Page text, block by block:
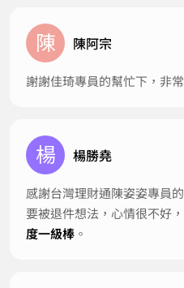
陳 陳阿宗
謝謝佳琦專員的幫忙下，非
楊 楊勝堯
感謝台灣理財通陳姿姿專員
要被退件想法，心情很不好
度一級棒 。